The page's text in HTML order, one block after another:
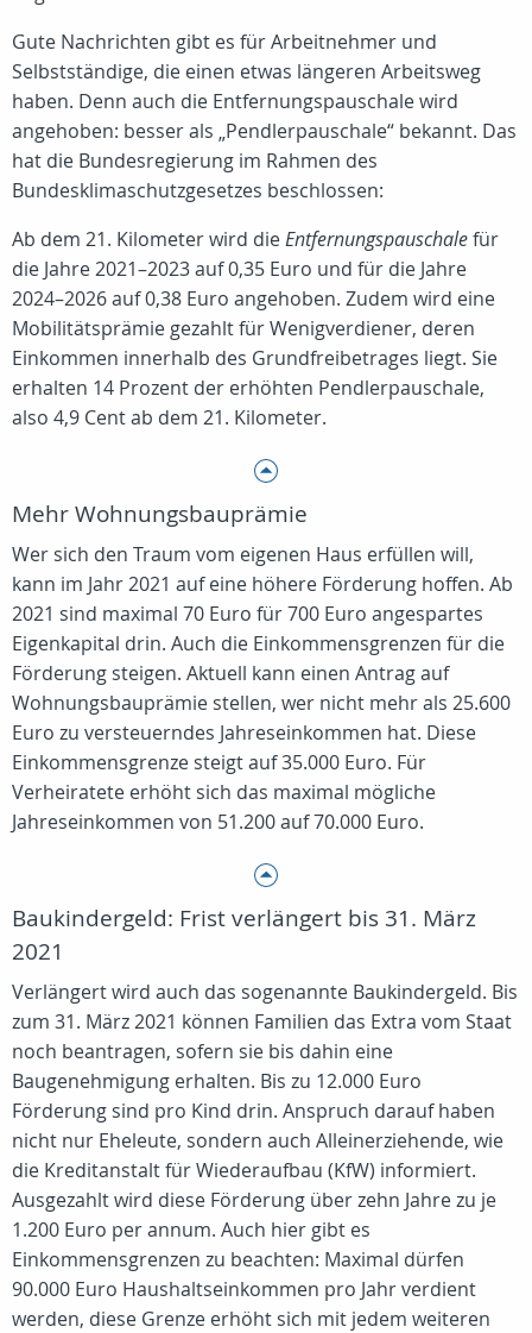
Gute Nachrichten gibt es für Arbeitnehmer und
Selbstständige, die einen etwas längeren Arbeitsweg
haben. Denn auch die Entfernungspauschale wird
angehoben: besser als „Pendlerpauschale“ bekannt. Das
hat die Bundesregierung im Rahmen des
Bundesklimaschutzgesetzes beschlossen:
Ab dem 21. Kilometer wird dieEntfernungspauschalefür
die Jahre 2021–2023 auf 0,35 Euro und für die Jahre
2024–2026 auf 0,38 Euro angehoben. Zudem wird eine
Mobilitätsprämie gezahlt für Wenigverdiener, deren
Einkommen innerhalb des Grundfreibetrages liegt. Sie
erhalten 14 Prozent der erhöhten Pendlerpauschale,
also 4,9 Cent ab dem 21. Kilometer.
Mehr Wohnungsbauprämie
Wer sich den Traum vom eigenen Haus erfüllen will,
kann im Jahr 2021 auf eine höhere Förderung hoffen. Ab
2021 sind maximal 70 Euro für 700 Euro angespartes
Eigenkapital drin. Auch die Einkommensgrenzen für die
Förderung steigen. Aktuell kann einen Antrag auf
Wohnungsbauprämie stellen, wer nicht mehr als 25.600
Euro zu versteuerndes Jahreseinkommen hat. Diese
Einkommensgrenze steigt auf 35.000 Euro. Für
Verheiratete erhöht sich das maximal mögliche
Jahreseinkommen von 51.200 auf 70.000 Euro.
Baukindergeld: Frist verlängert bis 31. März
2021
Verlängert wird auch das sogenannte Baukindergeld. Bis
zum 31. März 2021 können Familien das Extra vom Staat
noch beantragen, sofern sie bis dahin eine
Baugenehmigung erhalten. Bis zu 12.000 Euro
Förderung sind pro Kind drin. Anspruch darauf haben
nicht nur Eheleute, sondern auch Alleinerziehende, wie
die Kreditanstalt für Wiederaufbau (KfW) informiert.
Ausgezahlt wird diese Förderung über zehn Jahre zu je
1.200 Euro per annum. Auch hier gibt es
Einkommensgrenzen zu beachten: Maximal dürfen
90.000 Euro Haushaltseinkommen pro Jahr verdient
werden, diese Grenze erhöht sich mit jedem weiteren